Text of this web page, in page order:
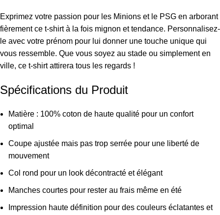
Exprimez votre passion pour les Minions et le PSG en arborant
fièrement ce t-shirt à la fois mignon et tendance. Personnalisez-
le avec votre prénom pour lui donner une touche unique qui
vous ressemble. Que vous soyez au stade ou simplement en
ville, ce t-shirt attirera tous les regards !
Spécifications du Produit
Matière : 100% coton de haute qualité pour un confort
optimal
Coupe ajustée mais pas trop serrée pour une liberté de
mouvement
Col rond pour un look décontracté et élégant
Manches courtes pour rester au frais même en été
Impression haute définition pour des couleurs éclatantes et